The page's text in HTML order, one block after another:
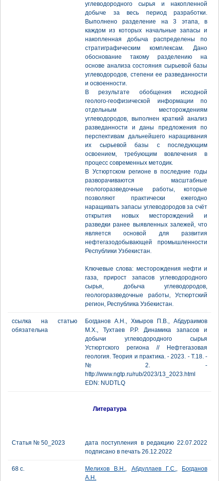
углеводородного сырья и накопленной
добыче за весь период разработки.
Выполнено разделение на 3 этапа, в
каждом из которых начальные запасы и
накопленная добыча распределены по
стратиграфическим комплексам. Дано
обоснование такому разделению на
основе анализа состояния сырьевой базы
углеводородов, степени ее разведанности
и освоенности.
В результате обобщения исходной
геолого-геофизической информации по
отдельным месторождениям
углеводородов, выполнен краткий анализ
разведанности и даны предложения по
перспективам дальнейшего наращивания
их сырьевой базы с последующим
освоением, требующим вовлечения в
процесс современных методик.
В Устюртском регионе в последние годы
разворачиваются масштабные
геологоразведочные работы, которые
позволяют практически ежегодно
наращивать запасы углеводородов за счёт
открытия новых месторождений и
разведки ранее выявленных залежей, что
является основой для развития
нефтегазодобывающей промышленности
Республики Узбекистан.
Ключевые слова: месторождения нефти и
газа, прирост запасов углеводородного
сырья, добыча углеводородов,
геологоразведочные работы, Устюртский
регион, Республика Узбекистан.
ссылка на статью
обязательна
Богданов А.Н., Хмыров П.В., Абдураимов
М.Х., Тухтаев Р.Р. Динамика запасов и
добычи углеводородного сырья
Устюртского региона // Нефтегазовая
геология. Теория и практика. - 2023. - Т.18. -
№2. -
http://www.ngtp.ru/rub/2023/13_2023.html
EDN: NUDTLQ
Литература
Статья № 50_2023
дата поступления в редакцию 22.07.2022
подписано в печать 26.12.2022
68 с. Мелихов В.Н., Абдуллаев Г.С.,
Богданов
А.Н.